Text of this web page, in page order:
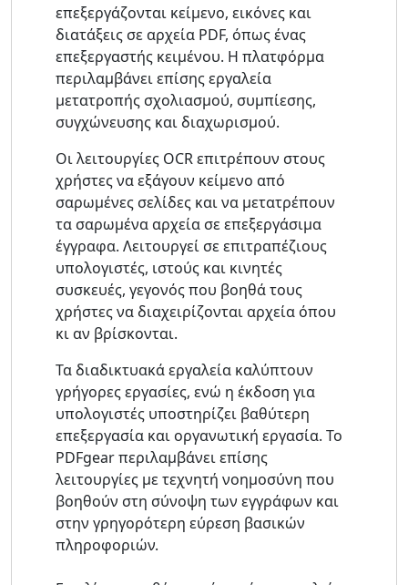
επεξεργάζονται κείμενο, εικόνες και
διατάξεις σε αρχεία PDF, όπως ένας
επεξεργαστής κειμένου. Η πλατφόρμα
περιλαμβάνει επίσης εργαλεία
μετατροπής σχολιασμού, συμπίεσης,
συγχώνευσης και διαχωρισμού.
Οι λειτουργίες OCR επιτρέπουν στους
χρήστες να εξάγουν κείμενο από
σαρωμένες σελίδες και να μετατρέπουν
τα σαρωμένα αρχεία σε επεξεργάσιμα
έγγραφα. Λειτουργεί σε επιτραπέζιους
υπολογιστές, ιστούς και κινητές
συσκευές, γεγονός που βοηθά τους
χρήστες να διαχειρίζονται αρχεία όπου
κι αν βρίσκονται.
Τα διαδικτυακά εργαλεία καλύπτουν
γρήγορες εργασίες, ενώ η έκδοση για
υπολογιστές υποστηρίζει βαθύτερη
επεξεργασία και οργανωτική εργασία. Το
PDFgear περιλαμβάνει επίσης
λειτουργίες με τεχνητή νοημοσύνη που
βοηθούν στη σύνοψη των εγγράφων και
στην γρηγορότερη εύρεση βασικών
πληροφοριών.